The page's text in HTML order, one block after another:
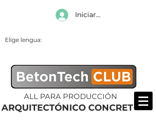
Iniciar sesión
Elige lengua:
ARQUITECTÓNICO CONCRETO
ALL PARA PRODUCCIÓN